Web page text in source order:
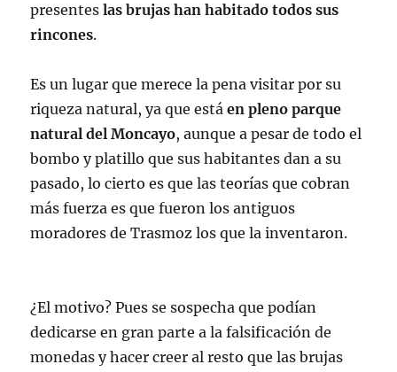
presenteslas brujas han habitado todos sus
rincones.
Es un lugar que merece la pena visitar por su
riqueza natural, ya que estáen pleno parque
natural del Moncayo, aunque a pesar de todo el
bombo y platillo que sus habitantes dan a su
pasado, lo cierto es que las teorías que cobran
más fuerza es que fueron los antiguos
moradores de Trasmoz los que la inventaron.
¿El motivo? Pues se sospecha que podían
dedicarse en gran parte a la falsificación de
monedas y hacer creer al resto que las brujas